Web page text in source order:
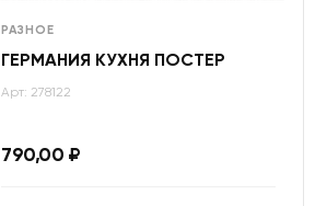
РАЗНОЕ
ГЕРМАНИЯ КУХНЯ ПОСТЕР
Арт: 278122
790,00 ₽